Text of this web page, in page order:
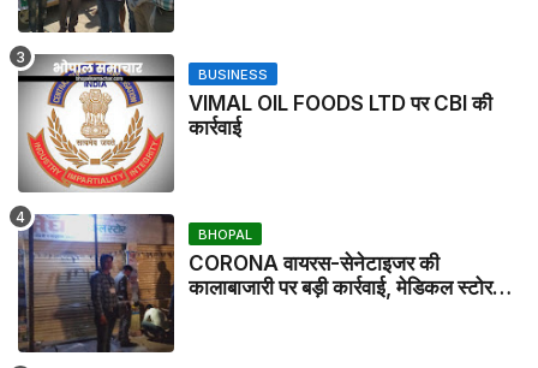
BUSINESS
VIMAL OIL FOODS LTD पर CBI की
कार्रवाई
BHOPAL
CORONA वायरस-सेनेटाइजर की
कालाबाजारी पर बड़ी कार्रवाई, मेडिकल स्टोर